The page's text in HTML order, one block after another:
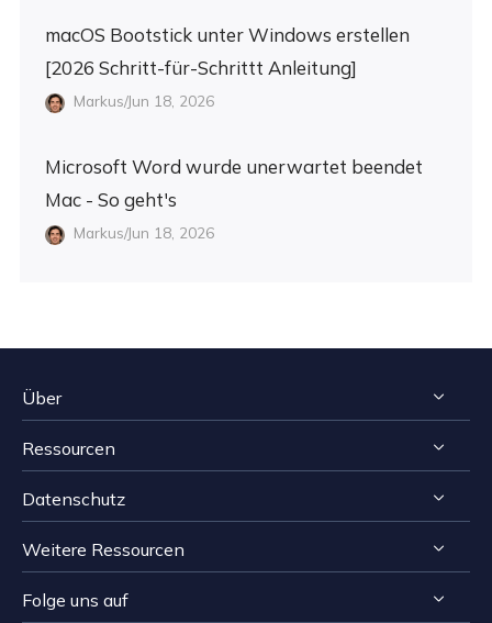
macOS Bootstick unter Windows erstellen
[2026 Schritt-für-Schrittt Anleitung]
Markus/Jun 18, 2026
Microsoft Word wurde unerwartet beendet
Mac - So geht's
Markus/Jun 18, 2026
Über
Impressum
Reviews & Awards
Kontakt EaseUS
Ressourcen
Tipps zur Windows Datenrettung
Tipps zur Mac Datenrettung
Speichermedien wiederherstellen Tipps
Datenschutz
Deinstallieren
Erstattungsrichtlinie
Weitere Ressourcen
Computer Lösungen
Folge uns auf